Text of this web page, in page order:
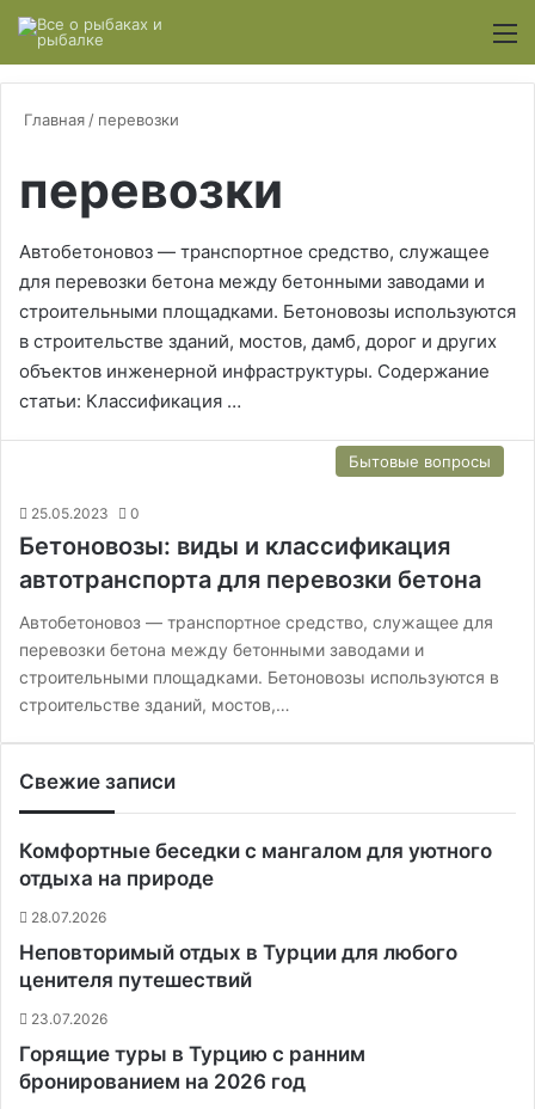
Главная / перевозки
перевозки
Автобетоновоз — транспортное средство, служащее
для перевозки бетона между бетонными заводами и
строительными площадками. Бетоновозы используются
в строительстве зданий, мостов, дамб, дорог и других
объектов инженерной инфраструктуры. Содержание
статьи: Классификация …
Бытовые вопросы
25.05.2023 0
Бетоновозы: виды и классификация
автотранспорта для перевозки бетона
Автобетоновоз — транспортное средство, служащее для
перевозки бетона между бетонными заводами и
строительными площадками. Бетоновозы используются в
строительстве зданий, мостов,…
Свежие записи
Комфортные беседки с мангалом для уютного
отдыха на природе
28.07.2026
Неповторимый отдых в Турции для любого
ценителя путешествий
23.07.2026
Горящие туры в Турцию с ранним
бронированием на 2026 год